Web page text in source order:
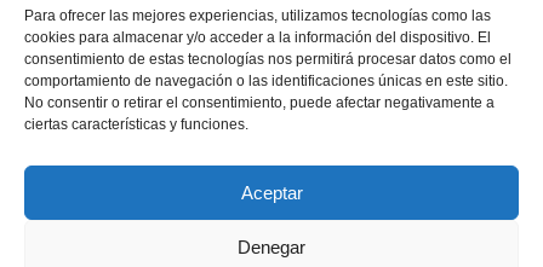
Para ofrecer las mejores experiencias, utilizamos tecnologías como las
cookies para almacenar y/o acceder a la información del dispositivo. El
consentimiento de estas tecnologías nos permitirá procesar datos como el
comportamiento de navegación o las identificaciones únicas en este sitio.
No consentir o retirar el consentimiento, puede afectar negativamente a
ciertas características y funciones.
Aceptar
Denegar
Inicio Biblioteca Parábolas TV
Comunidad
Esencia
Blog
Política de privacidad
Aviso legal
Política de cookies (UE)